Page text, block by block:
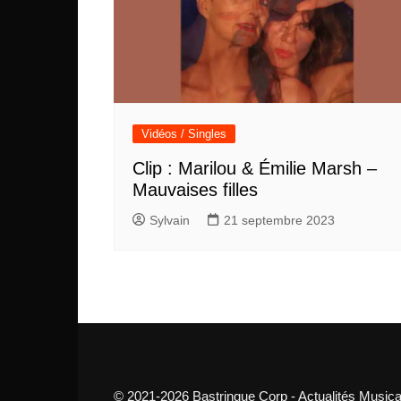
Vidéos / Singles
Clip : Marilou & Émilie Marsh –
Mauvaises filles
Sylvain 21 septembre 2023
© 2021-2026 Bastringue Corp - Actualités